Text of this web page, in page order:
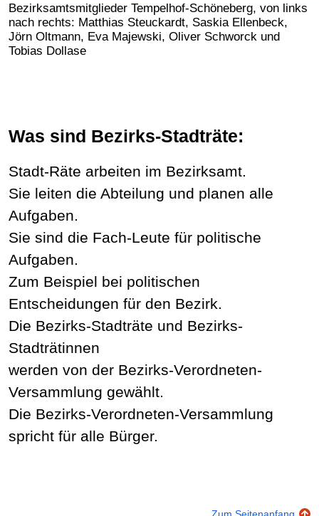
Bezirksamtsmitglieder Tempelhof-Schöneberg, von links
nach rechts: Matthias Steuckardt, Saskia Ellenbeck,
Jörn Oltmann, Eva Majewski, Oliver Schworck und
Tobias Dollase
Was sind Bezirks-Stadträte:
Stadt-Räte arbeiten im Bezirksamt.
Sie leiten die Abteilung und planen alle
Aufgaben.
Sie sind die Fach-Leute für politische
Aufgaben.
Zum Beispiel bei politischen
Entscheidungen für den Bezirk.
Die Bezirks-Stadträte und Bezirks-
Stadträtinnen
werden von der Bezirks-Verordneten-
Versammlung gewählt.
Die Bezirks-Verordneten-Versammlung
spricht für alle Bürger.